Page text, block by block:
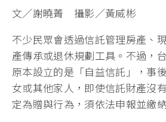
文／謝曉菁 攝影／黃威彬
不少民眾會透過信託管理房產、
產傳承或退休規劃工具。不過，
原本設立的是「自益信託」，事
女或其他家人，即使信託財產沒
定為贈與行為，須依法申報並繳